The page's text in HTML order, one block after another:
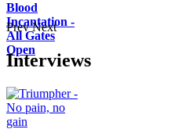
Blood
Incantation -
All Gates
Open
Prev Next
Interviews